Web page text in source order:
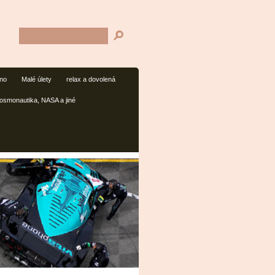
Malé úlety relax a dovolená
NASA a jiné